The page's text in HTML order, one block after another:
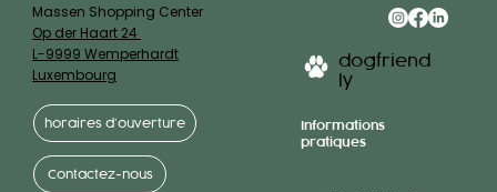
dogfriend
ly
Informations
pratiques
Massen Shopping Center
Op der Haart 24
L-9999 Wemperhardt
Luxembourg
horaires d’ouverture
Contactez-nous